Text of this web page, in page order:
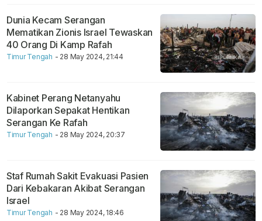
Dunia Kecam Serangan
Mematikan Zionis Israel Tewaskan
40 Orang Di Kamp Rafah
Timur Tengah - 28 May 2024, 21:44
Kabinet Perang Netanyahu
Dilaporkan Sepakat Hentikan
Serangan Ke Rafah
Timur Tengah - 28 May 2024, 20:37
Staf Rumah Sakit Evakuasi Pasien
Dari Kebakaran Akibat Serangan
Israel
Timur Tengah - 28 May 2024, 18:46